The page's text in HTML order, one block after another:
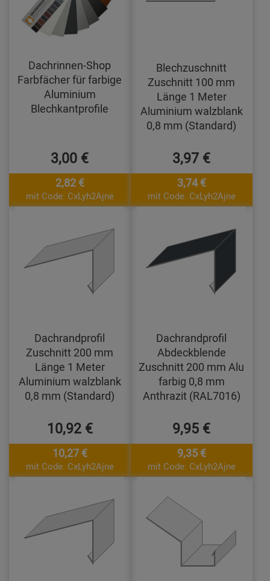
Dachrinnen-Shop
Farbfächer für farbige
Aluminium
Blechkantprofile
3,00 €
2,82 €
mit Code: CxLyh2Ajne
Blechzuschnitt
Zuschnitt 100 mm
Länge 1 Meter
Aluminium walzblank
0,8 mm (Standard)
3,97 €
3,74 €
mit Code: CxLyh2Ajne
Dachrandprofil
Zuschnitt 200 mm
Länge 1 Meter
Aluminium walzblank
0,8 mm (Standard)
10,92 €
10,27 €
mit Code: CxLyh2Ajne
Dachrandprofil
Abdeckblende
Zuschnitt 200 mm Alu
farbig 0,8 mm
Anthrazit (RAL7016)
9,95 €
9,35 €
mit Code: CxLyh2Ajne